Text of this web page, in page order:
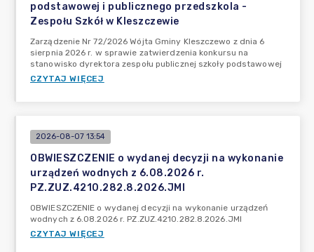
podstawowej i publicznego przedszkola -
Zespołu Szkół w Kleszczewie
Zarządzenie Nr 72/2026 Wójta Gminy Kleszczewo z dnia 6
sierpnia 2026 r. w sprawie zatwierdzenia konkursu na
stanowisko dyrektora zespołu publicznej szkoły podstawowej
CZYTAJ WIĘCEJ
2026-08-07 13:54
OBWIESZCZENIE o wydanej decyzji na wykonanie
urządzeń wodnych z 6.08.2026 r.
PZ.ZUZ.4210.282.8.2026.JMI
OBWIESZCZENIE o wydanej decyzji na wykonanie urządzeń
wodnych z 6.08.2026 r. PZ.ZUZ.4210.282.8.2026.JMI
CZYTAJ WIĘCEJ